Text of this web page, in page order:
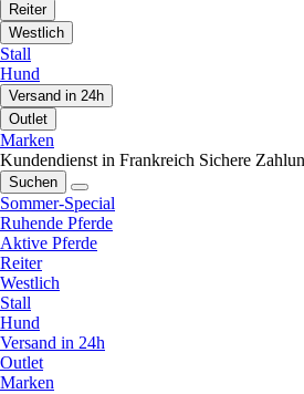
Reiter
Westlich
Stall
Hund
Versand in 24h
Outlet
Marken
Kundendienst in Frankreich Sichere
Suchen
Sommer-Special
Ruhende Pferde
Aktive Pferde
Reiter
Westlich
Stall
Hund
Versand in 24h
Outlet
Marken